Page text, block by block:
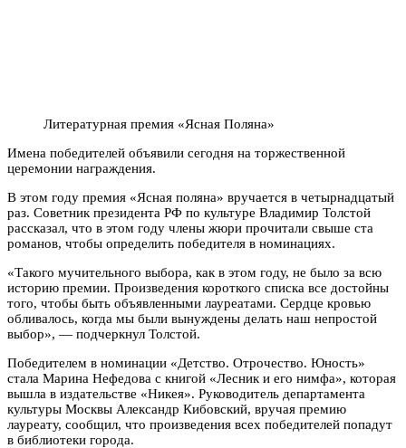
Литературная премия «Ясная Поляна»
Имена победителей объявили сегодня на торжественной
церемонии награждения.
В этом году премия «Ясная поляна» вручается в четырнадцатый
раз. Советник президента РФ по культуре Владимир Толстой
рассказал, что в этом году члены жюри прочитали свыше ста
романов, чтобы определить победителя в номинациях.
«Такого мучительного выбора, как в этом году, не было за всю
историю премии. Произведения короткого списка все достойны
того, чтобы быть объявленными лауреатами. Сердце кровью
обливалось, когда мы были вынуждены делать наш непростой
выбор», — подчеркнул Толстой.
Победителем в номинации «Детство. Отрочество. Юность»
стала Марина Нефедова с книгой «Лесник и его нимфа», которая
вышла в издательстве «Никея». Руководитель департамента
культуры Москвы Александр Кибовский, вручая премию
лауреату, сообщил, что произведения всех победителей попадут
в библиотеки города.